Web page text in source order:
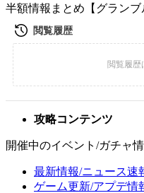
半額情報まとめ【グランブ
攻略コンテンツ
開催中のイベント/ガチャ
最新情報/ニュース速
ゲーム更新/アプデ情